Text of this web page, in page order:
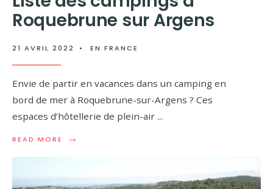
Roquebrune sur Argens
21 AVRIL 2022 • EN FRANCE
Envie de partir en vacances dans un camping en
bord de mer à Roquebrune-sur-Argens ? Ces
espaces d’hôtellerie de plein-air ...
READ MORE →